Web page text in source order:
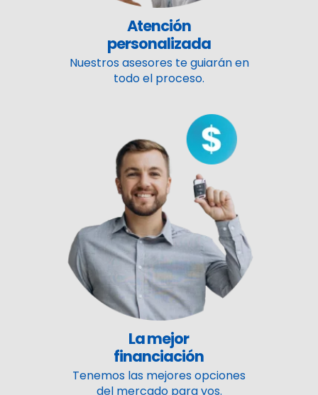
Atención
personalizada
Nuestros asesores te guiarán en
todo el proceso.
La mejor
financiación
Tenemos las mejores opciones
del mercado para vos.